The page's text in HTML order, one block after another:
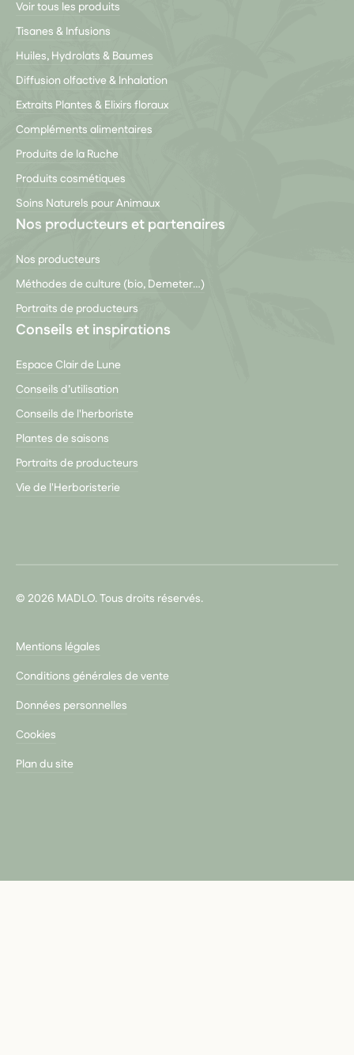
Voir tous les produits
Tisanes & Infusions
Huiles, Hydrolats & Baumes
Diffusion olfactive & Inhalation
Extraits Plantes & Elixirs floraux
Compléments alimentaires
Produits de la Ruche
Produits cosmétiques
Soins Naturels pour Animaux
Nos producteurs et partenaires
Nos producteurs
Méthodes de culture (bio, Demeter…)
Portraits de producteurs
Conseils et inspirations
Espace Clair de Lune
Conseils d’utilisation
Conseils de l'herboriste
Plantes de saisons
Portraits de producteurs
Vie de l'Herboristerie
© 2026 MADLO. Tous droits réservés.
Mentions légales
Conditions générales de vente
Données personnelles
Cookies
Plan du site